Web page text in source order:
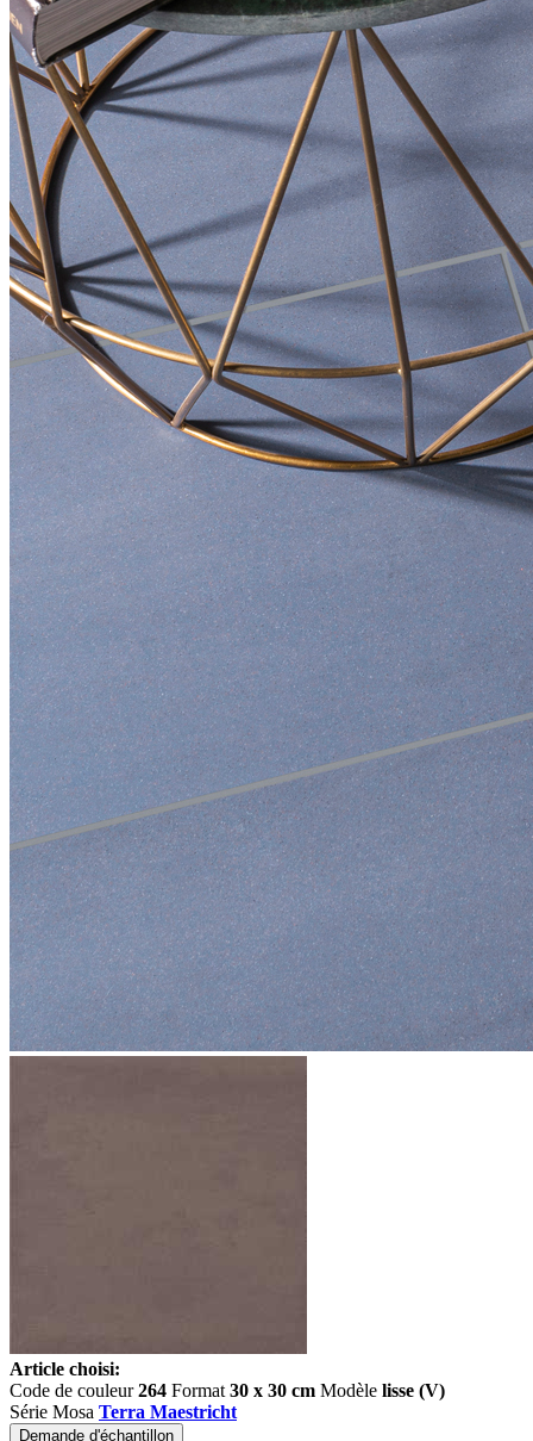
Article choisi:
Code de couleur264 Format 30 x 30 cm Modèle lisse (V)
Série Mosa Terra Maestricht
Demande d'échantillon